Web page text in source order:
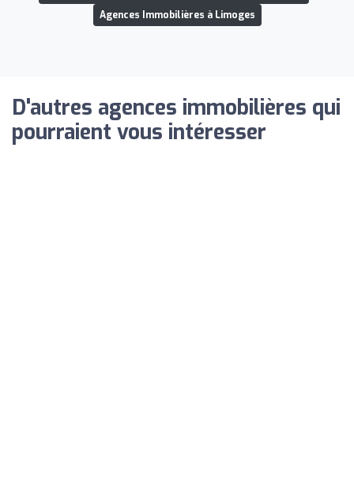
Agences Immobilières à Limoges
D'autres agences immobilières qui
pourraient vous intéresser